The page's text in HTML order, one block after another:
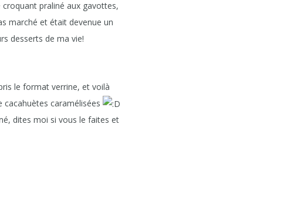
praliné aux gavottes,
marché et était devenue un
desserts de ma vie!
le format verrine, et voilà
cacahuètes caramélisées
dites moi si vous le faites et